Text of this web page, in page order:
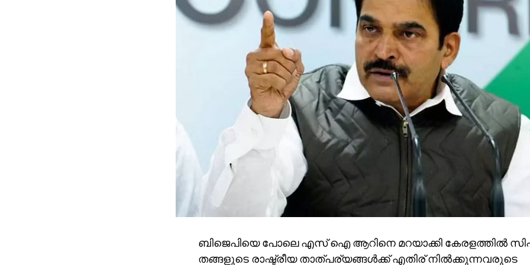
ബിജെപിയെ പോലെ എസ് ഐ ആറിനെ മറയാക്കി കേരളത്തില്‍
തങ്ങളുടെ രാഷ്ട്രീയ താത്പര്യങ്ങള്‍ക്ക് എതിര് നില്‍ക്കുന്നവരുടെ